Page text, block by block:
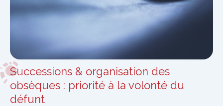
Successions & organisation des
obsèques : priorité à la volonté du
défunt